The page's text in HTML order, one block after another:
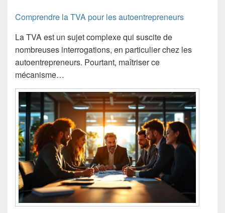
Comprendre la TVA pour les autoentrepreneurs
La TVA est un sujet complexe qui suscite de
nombreuses interrogations, en particulier chez les
autoentrepreneurs. Pourtant, maîtriser ce
mécanisme…